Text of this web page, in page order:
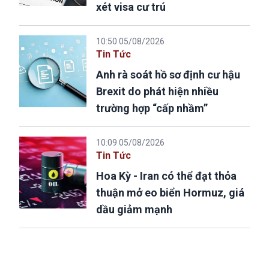
xét visa cư trú
10:50 05/08/2026
Tin Tức
Anh rà soát hồ sơ định cư hậu
Brexit do phát hiện nhiều
trường hợp “cấp nhầm”
10:09 05/08/2026
Tin Tức
Hoa Kỳ - Iran có thể đạt thỏa
thuận mở eo biển Hormuz, giá
dầu giảm mạnh